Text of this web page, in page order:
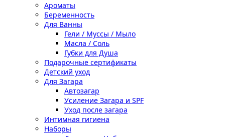
Ароматы
Беременность
Для Ванны
Гели / Муссы / Мыло
Масла / Соль
Губки для Душа
Подарочные сертификаты
Детский уход
Для Загара
Автозагар
Усиление Загара и SPF
Уход после загара
Интимная гигиена
Наборы